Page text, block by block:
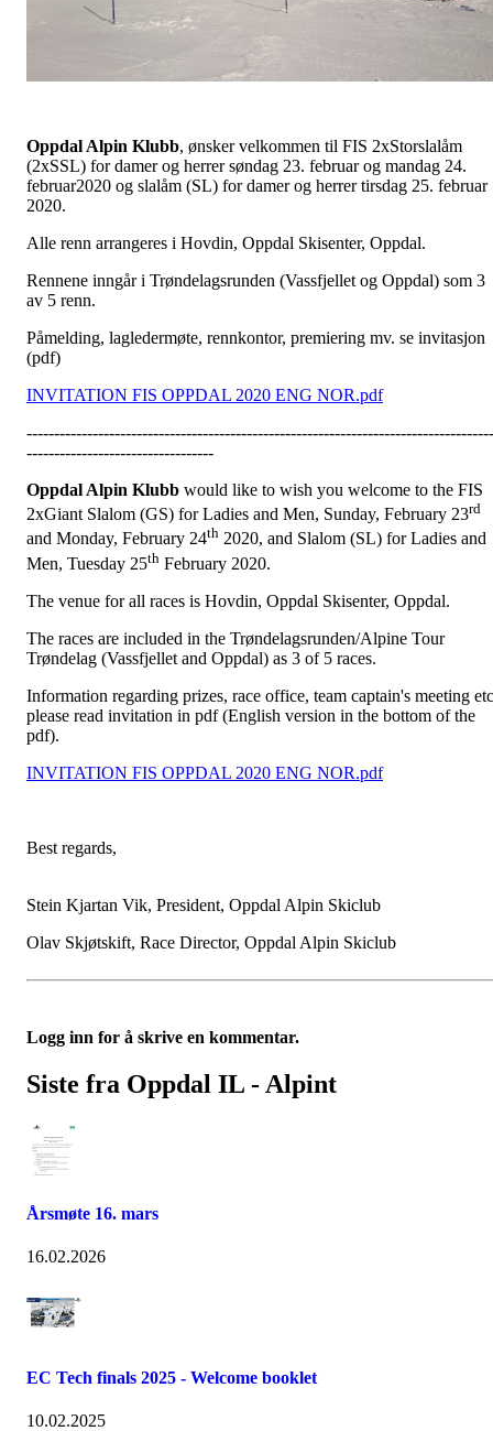
Oppdal Alpin Klubb, ønsker velkommen til FIS 2xStorslalåm
(2xSSL) for damer og herrer søndag 23. februar og mandag 24.
februar2020 og slalåm (SL) for damer og herrer tirsdag 25. februar
2020.
Alle renn arrangeres i Hovdin, Oppdal Skisenter, Oppdal.
Rennene inngår i Trøndelagsrunden (Vassfjellet og Oppdal) som 3
av 5 renn.
Påmelding, lagledermøte, rennkontor, premiering mv. se invitasjon
(pdf)
INVITATION FIS OPPDAL 2020 ENG NOR.pdf
----------------------------------
Oppdal Alpin Klubb would like to wish you welcome to the FIS
2xGiant Slalom (GS) for Ladies and Men, Sunday, February 23rd
and Monday, February 24th 2020, and Slalom (SL) for Ladies and
Men, Tuesday 25th February 2020.
The venue for all races is Hovdin, Oppdal Skisenter, Oppdal.
The races are included in the Trøndelagsrunden/Alpine Tour
Trøndelag (Vassfjellet and Oppdal) as 3 of 5 races.
Information regarding prizes, race office, team captain's meeting etc
please read invitation in pdf (English version in the bottom of the
pdf).
INVITATION FIS OPPDAL 2020 ENG NOR.pdf
Best
Stein Kjartan Vik, President, Oppdal Alpin Skiclub
Olav Skjøtskift, Race Director, Oppdal Alpin Skiclub
Logg inn for å skrive en kommentar.
Siste fra Oppdal IL - Alpint
Årsmøte 16. mars
16.02.2026
EC Tech finals 2025 - Welcome booklet
10.02.2025